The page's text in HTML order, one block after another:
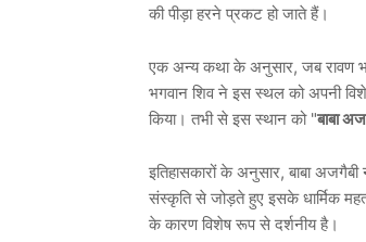
की पीड़ा हरने प्रकट हो जाते हैं।
एक अन्य कथा के अनुसार, जब रावण
भगवान शिव ने इस स्थल को अपनी
किया। तभी से इस स्थान को "बाबा
इतिहासकारों के अनुसार, बाबा अजगैबी
संस्कृति से जोड़ते हुए इसके धार्मिक
के कारण विशेष रूप से दर्शनीय है।